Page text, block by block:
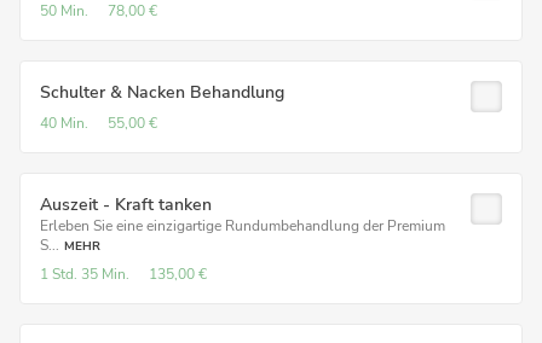
50 Min. 78,00 €
Schulter & Nacken Behandlung
40 Min. 55,00 €
Auszeit - Kraft tanken
Erleben Sie eine einzigartige Rundumbehandlung der Premium
S... MEHR
1 Std. 35 Min. 135,00 €